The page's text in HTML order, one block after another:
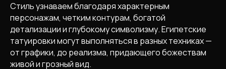
Стиль узнаваем благодаря характерным
персонажам, четким контурам, богатой
детализации и глубокому символизму. Египетские
татуировки могут выполняться в разных техниках —
от графики, до реализма, придающего божествам
живой и грозный вид.